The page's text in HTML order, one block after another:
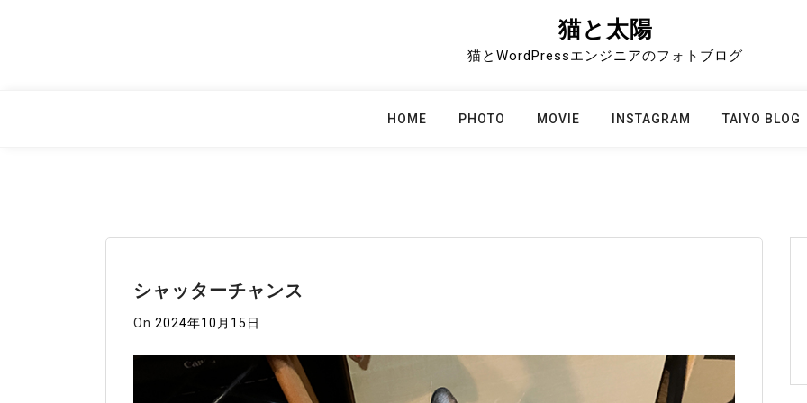
猫と太陽
猫とWordPressエンジニアのフォトブログ
HOME PHOTO MOVIE INSTAGRAM TAIYO BLOG
シャッターチャンス
On 2024年10月15日